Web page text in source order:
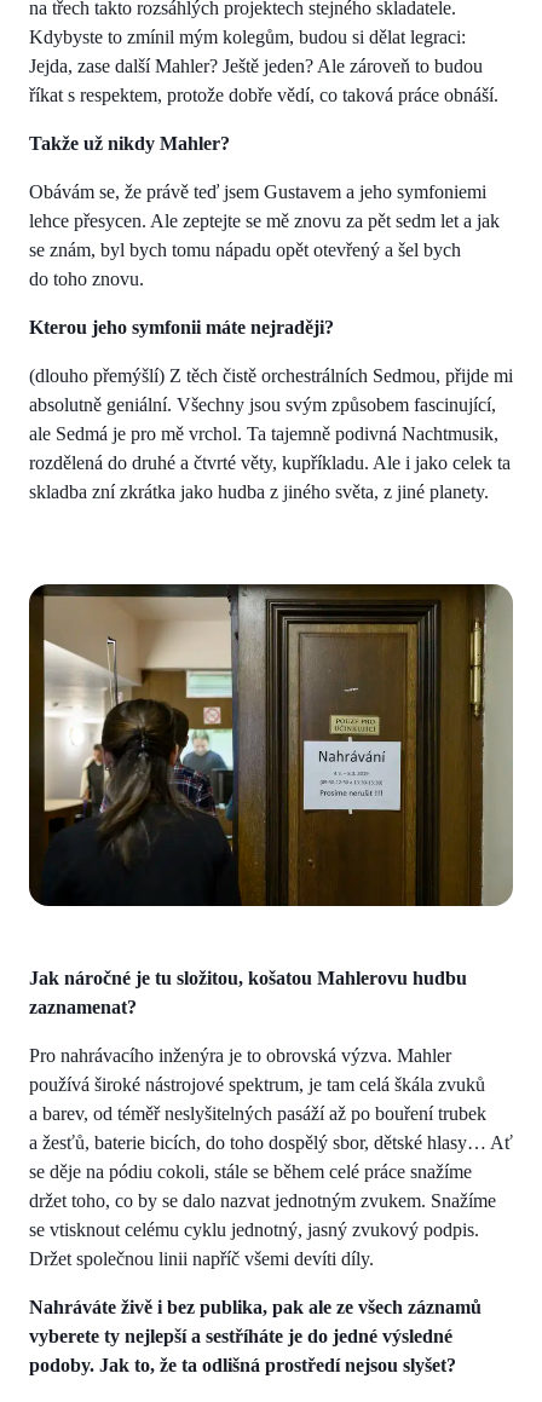
na třech takto rozsáhlých projektech stejného skladatele.
Kdybyste to zmínil mým kolegům, budou si dělat legraci:
Jejda, zase další Mahler? Ještě jeden? Ale zároveň to budou
říkat s respektem, protože dobře vědí, co taková práce obnáší.
Takže už nikdy Mahler?
Obávám se, že právě teď jsem Gustavem a jeho symfoniemi
lehce přesycen. Ale zeptejte se mě znovu za pět sedm let a jak
se znám, byl bych tomu nápadu opět otevřený a šel bych
do toho znovu.
Kterou jeho symfonii máte nejraději?
(dlouho přemýšlí) Z těch čistě orchestrálních Sedmou, přijde mi
absolutně geniální. Všechny jsou svým způsobem fascinující,
ale Sedmá je pro mě vrchol. Ta tajemně podivná Nachtmusik,
rozdělená do druhé a čtvrté věty, kupříkladu. Ale i jako celek ta
skladba zní zkrátka jako hudba z jiného světa, z jiné planety.
Jak náročné je tu složitou, košatou Mahlerovu hudbu
zaznamenat?
Pro nahrávacího inženýra je to obrovská výzva. Mahler
používá široké nástrojové spektrum, je tam celá škála zvuků
a barev, od téměř neslyšitelných pasáží až po bouření trubek
a žesťů, baterie bicích, do toho dospělý sbor, dětské hlasy… Ať
se děje na pódiu cokoli, stále se během celé práce snažíme
držet toho, co by se dalo nazvat jednotným zvukem. Snažíme
se vtisknout celému cyklu jednotný, jasný zvukový podpis.
Držet společnou linii napříč všemi devíti díly.
Nahráváte živě i bez publika, pak ale ze všech záznamů
vyberete ty nejlepší a sestříháte je do jedné výsledné
podoby. Jak to, že ta odlišná prostředí nejsou slyšet?